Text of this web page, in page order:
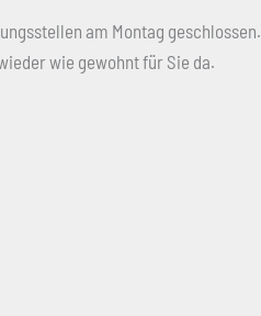
am Montag geschlossen.
wie gewohnt für Sie da.